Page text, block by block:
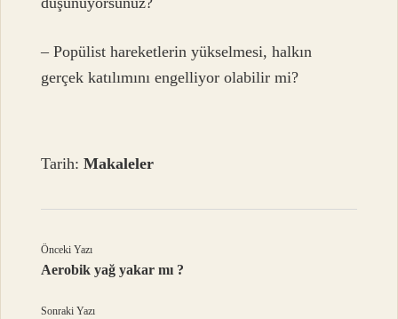
– Popülist hareketlerin yükselmesi, halkın
gerçek katılımını engelliyor olabilir mi?
Tarih:Makaleler
Önceki Yazı
Aerobik yağ yakar mı ?
Sonraki Yazı